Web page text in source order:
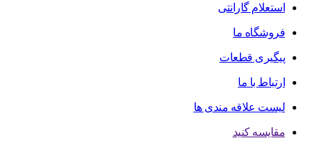
استعلام گارانتی
فروشگاه ما
پیگیری قطعات
ارتباط با ما
لیست علاقه مندی ها
مقایسه کنید